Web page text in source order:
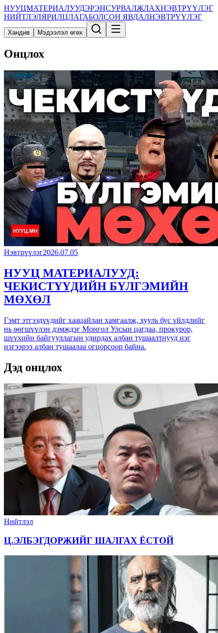
НУУЦМАТЕРИАЛУУДЭРЭНСУРВАЛЖЛАХНЭВТРҮҮЛЭГ
НИЙТЛЭЛЯРИЛЦЛАГАБОЛСОН ЯВДАЛНЭВТРҮҮЛЭГ
Хандив Мэдээлэл өгөх
Онцлох
Нэвтрүүлэг2026.07.05
НУУЦ МАТЕРИАЛУУД:
ЧЕКИСТҮҮДИЙН БҮЛГЭМИЙН
МӨХӨЛ
Гэмт этгээдүүдийг хаацайлан хамгаалж, хууль бус үйлдлийг
нь өөгшүүлэн дэмждэг Монгол Улсын цагдаа, прокурор,
шүүхийн байгууллагын удирдах албан тушаалтнууд нэг
нэгээрээ албан тушаалаа огцорсоор байна.
Дэд онцлох
Нийтлэл
Ц.ЭЛБЭГДОРЖИЙГ ШАЛГАХ ЁСТОЙ